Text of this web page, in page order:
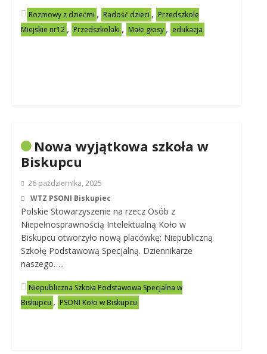
Rozmowy z dziećmi , Radość dzieci , Przedszkole
Miejskie nr12 , Przedszkolaki , Małe głosy , edukacja
Nowa wyjątkowa szkoła w
Biskupcu
26 października, 2025
WTZ PSONI Biskupiec
Polskie Stowarzyszenie na rzecz Osób z
Niepełnosprawnością Intelektualną Koło w
Biskupcu otworzyło nową placówkę: Niepubliczną
Szkołę Podstawową Specjalną. Dziennikarze
naszego…..
Niepubliczna Szkoła Podstawowa Specjalna w
Biskupcu , PSONI Koło w Biskupcu